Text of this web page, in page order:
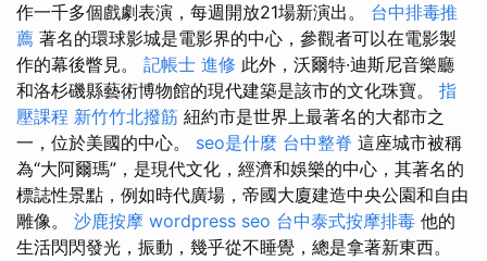
作一千多個戲劇表演，每週開放21場新演出。 台中排毒推
薦 著名的環球影城是電影界的中心，參觀者可以在電影製
作的幕後瞥見。 記帳士 進修 此外，沃爾特·迪斯尼音樂廳
和洛杉磯縣藝術博物館的現代建築是該市的文化珠寶。 指
壓課程 新竹竹北撥筋 紐約市是世界上最著名的大都市之
一，位於美國的中心。 seo是什麼 台中整脊 這座城市被稱
為“大阿爾瑪”，是現代文化，經濟和娛樂的中心，其著名的
標誌性景點，例如時代廣場，帝國大廈建造中央公園和自由
雕像。 沙鹿按摩 wordpress seo 台中泰式按摩排毒 他的
生活閃閃發光，振動，幾乎從不睡覺，總是拿著新東西。